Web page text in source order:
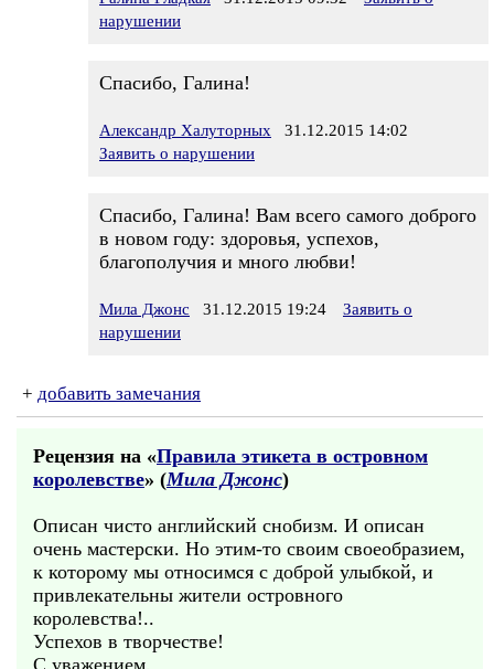
нарушении
Спасибо, Галина!
Александр Халуторных 31.12.2015 14:02
Заявить о нарушении
Спасибо, Галина! Вам всего самого доброго
в новом году: здоровья, успехов,
благополучия и много любви!
Мила Джонс 31.12.2015 19:24
Заявить о
нарушении
+ добавить замечания
Рецензия на «Правила этикета в островном
королевстве» (Мила Джонс)
Описан чисто английский снобизм. И описан
очень мастерски. Но этим-то своим своеобразием,
к которому мы относимся с доброй улыбкой, и
привлекательны жители островного
королевства!..
Успехов в творчестве!
С уважением,